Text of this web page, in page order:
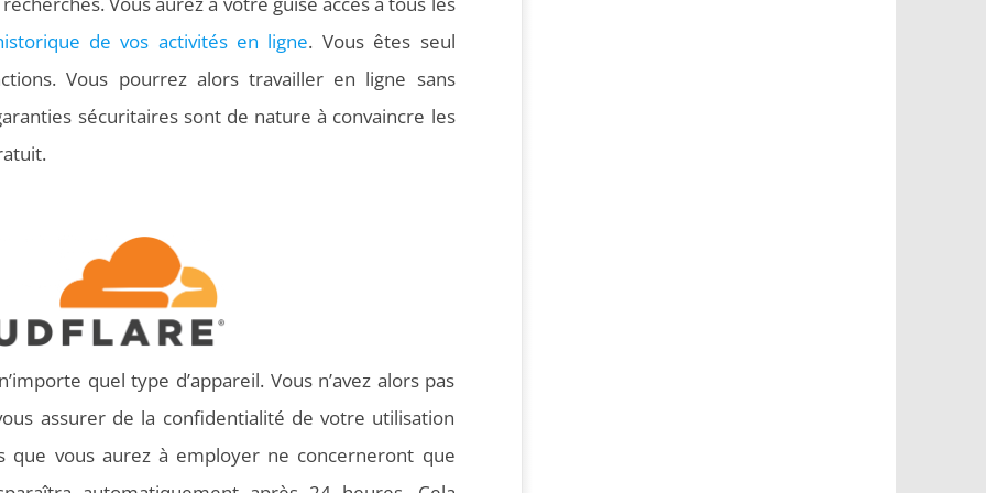
de vos activités en ligne. Vous êtes seul
Vous pourrez alors travailler en ligne sans
sécuritaires sont de nature à convaincre les
quel type d’appareil. Vous n’avez alors pas
assurer de la confidentialité de votre utilisation
que vous aurez à employer ne concerneront que